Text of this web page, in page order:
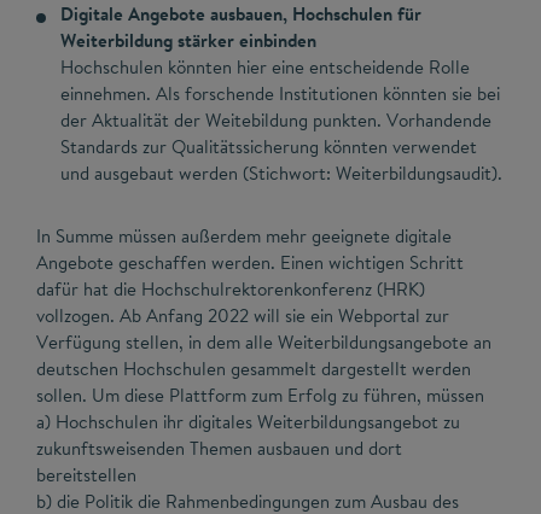
Digitale Angebote ausbauen, Hochschulen für
Weiterbildung stärker einbinden
Hochschulen könnten hier eine entscheidende Rolle
einnehmen. Als forschende Institutionen könnten sie bei
der Aktualität der Weitebildung punkten. Vorhandende
Standards zur Qualitätssicherung könnten verwendet
und ausgebaut werden (Stichwort: Weiterbildungsaudit).
In Summe müssen außerdem mehr geeignete digitale
Angebote geschaffen werden. Einen wichtigen Schritt
dafür hat die Hochschulrektorenkonferenz (HRK)
vollzogen. Ab Anfang 2022 will sie ein Webportal zur
Verfügung stellen, in dem alle Weiterbildungsangebote an
deutschen Hochschulen gesammelt dargestellt werden
sollen. Um diese Plattform zum Erfolg zu führen, müssen
a) Hochschulen ihr digitales Weiterbildungsangebot zu
zukunftsweisenden Themen ausbauen und dort
bereitstellen
b) die Politik die Rahmenbedingungen zum Ausbau des